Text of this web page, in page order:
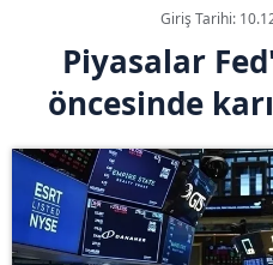
Giriş Tarihi:
Piyasalar
öncesinde